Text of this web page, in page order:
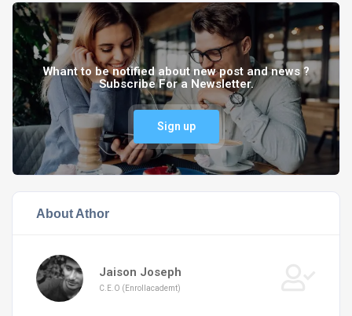
Whant to be notified about new post and news ?
Subscribe For a Newsletter.
Sign up
About Athor
Jaison Joseph
C.E.O (Enrollacademt)